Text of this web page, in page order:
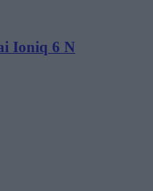
Ioniq 6 N